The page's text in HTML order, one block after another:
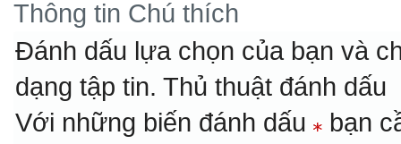
Thông tin Chú thích
Đánh dấu lựa chọn của bạn và
dạng tập tin.Thủ thuật đánh dấu
Với những biến đánh dấu bạn